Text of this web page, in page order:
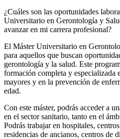
¿Cuáles son las oportunidades
Universitario en Gerontología y
avanzar en mi carrera profesional?
El Máster Universitario en
para aquellos que buscan
gerontología y la salud. Este
formación completa y especializada
mayores y en la prevención de
edad.
Con este máster, podrás acceder a
en el sector sanitario, tanto en el
Podrás trabajar en hospitales,
residencias de ancianos, centros de